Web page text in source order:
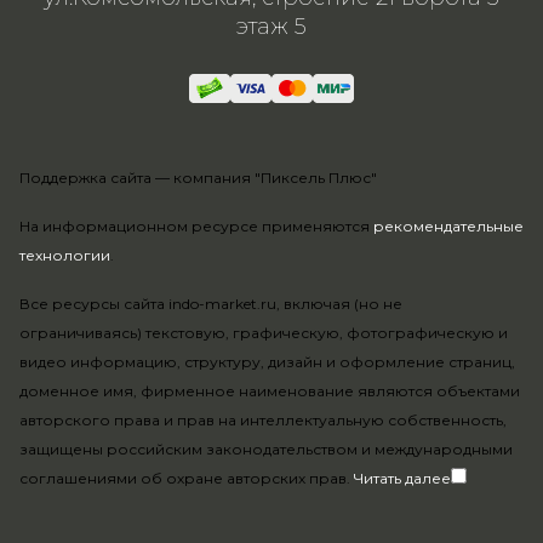
На информационном ресурсе применяются рекомендательные
технологии.
Все ресурсы сайта indo-market.ru, включая (но не
ограничиваясь) текстовую, графическую, фотографическую и
видео информацию, структуру, дизайн и оформление страниц,
доменное имя, фирменное наименование являются объектами
авторского права и прав на интеллектуальную собственность,
защищены российским законодательством и международными
соглашениями об охране авторских прав. Читать далее
этаж 5
Поддержка сайта — компания "Пиксель Плюс"